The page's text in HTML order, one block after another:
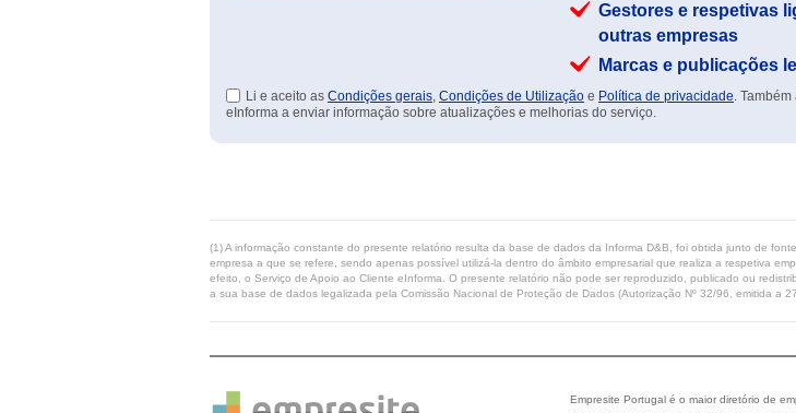
Gestores e respetivas
outras empresas
Marcas e publicações
Li e aceito as Condições gerais, Condições de Utilização e Política de privacidade.
eInforma a enviar informação sobre atualizações e melhorias do serviço.
(1) A informação constante do presente relatório resulta da base de dados da Informa D&B, foi obtida junto de
empresa a que se refere, sendo apenas possível utilizá-la dentro do âmbito empresarial que realiza a respetiva
efeito, o Serviço de Apoio ao Cliente eInforma. O presente relatório não pode ser reproduzido, publicado ou
a sua base de dados legalizada pela Comissão Nacional de Proteção de Dados (Autorização Nº 32/96, emitida a
Empresite Portugal é o maior diretório de